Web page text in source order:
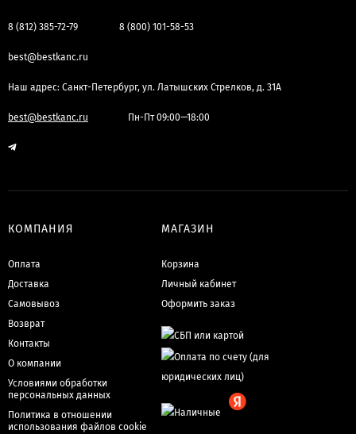
8 (812) 385-72-79 8 (800) 101-58-53
best@bestkanc.ru
Наш адрес: Санкт-Петербург, ул. Латышских Стрелков, д. 31А
best@bestkanc.ru Пн-Пт 09:00—18:00
КОМПАНИЯ
Оплата
Доставка
Самовывоз
Возврат
Контакты
О компании
Условиями обработки
персональных данных
Политика в отношении
использования файлов cookie
МАГАЗИН
Корзина
Личный кабинет
Оформить заказ